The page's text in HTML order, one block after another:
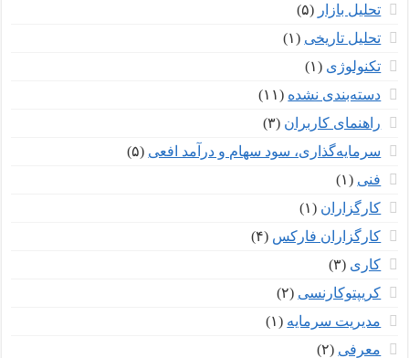
تحلیل بازار (۵)
تحلیل تاریخی (۱)
تکنولوژی (۱)
دسته‌بندی نشده (۱۱)
راهنمای کاربران (۳)
سرمایه‌گذاری، سود سهام و درآمد افعی (۵)
فنی (۱)
کارگزاران (۱)
کارگزاران فارکس (۴)
کاری (۳)
کریپتوکارنسی (۲)
مدیریت سرمایه (۱)
معرفی (۲)